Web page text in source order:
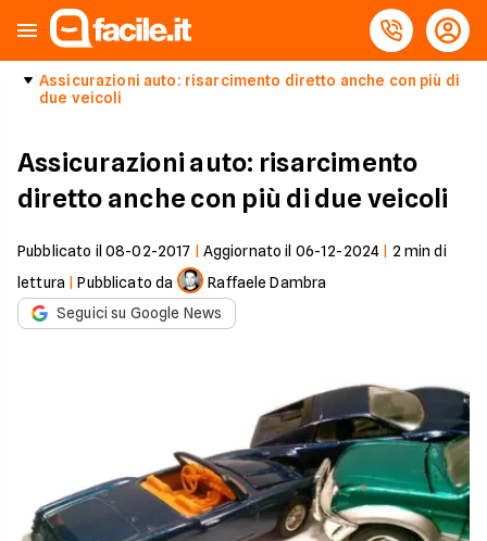
Assicurazioni auto: risarcimento diretto anche con più di
due veicoli
Assicurazioni auto: risarcimento
diretto anche con più di due veicoli
Pubblicato il 08-02-2017 Aggiornato il 06-12-2024 2 min di
lettura |Pubblicato da
Raffaele Dambra
Seguici su Google News